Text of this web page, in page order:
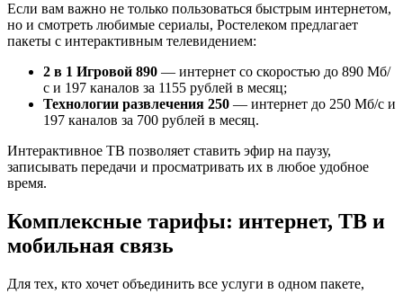
Если вам важно не только пользоваться быстрым интернетом,
но и смотреть любимые сериалы, Ростелеком предлагает
пакеты с интерактивным телевидением:
2 в 1 Игровой 890 — интернет со скоростью до 890 Мб/
с и 197 каналов за 1155 рублей в месяц;
Технологии развлечения 250 — интернет до 250 Мб/с и
197 каналов за 700 рублей в месяц.
Интерактивное ТВ позволяет ставить эфир на паузу,
записывать передачи и просматривать их в любое удобное
время.
Комплексные тарифы: интернет, ТВ и
мобильная связь
Для тех, кто хочет объединить все услуги в одном пакете,